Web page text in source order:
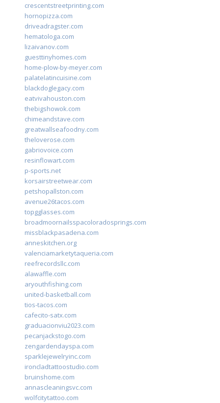
crescentstreetprinting.com
hornopizza.com
driveadragster.com
hematologa.com
lizaivanov.com
guesttinyhomes.com
home-plow-by-meyer.com
palatelatincuisine.com
blackdoglegacy.com
eatvivahouston.com
thebigshowok.com
chimeandstave.com
greatwallseafoodny.com
theloverose.com
gabriovoice.com
resinflowart.com
p-sports.net
korsairstreetwear.com
petshopallston.com
avenue26tacos.com
topgglasses.com
broadmoornailsspacoloradosprings.com
missblackpasadena.com
anneskitchen.org
valenciamarketytaqueria.com
reefrecordsllc.com
alawaffle.com
aryouthfishing.com
united-basketball.com
tios-tacos.com
cafecito-satx.com
graduacionviu2023.com
pecanjackstogo.com
zengardendayspa.com
sparklejewelryinc.com
ironcladtattoostudio.com
bruinshome.com
annascleaningsvc.com
wolfcitytattoo.com